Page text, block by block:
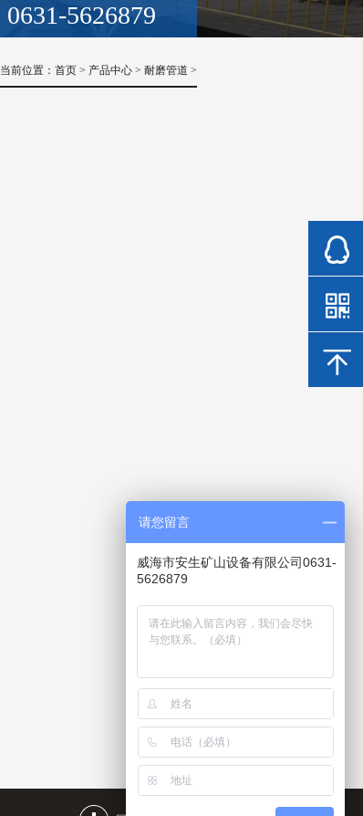
0631-5626879
当前位置： 首页 > 产品中心 > 耐磨管道 >
请您留言
威海市安生矿山设备有限公司0631-
5626879